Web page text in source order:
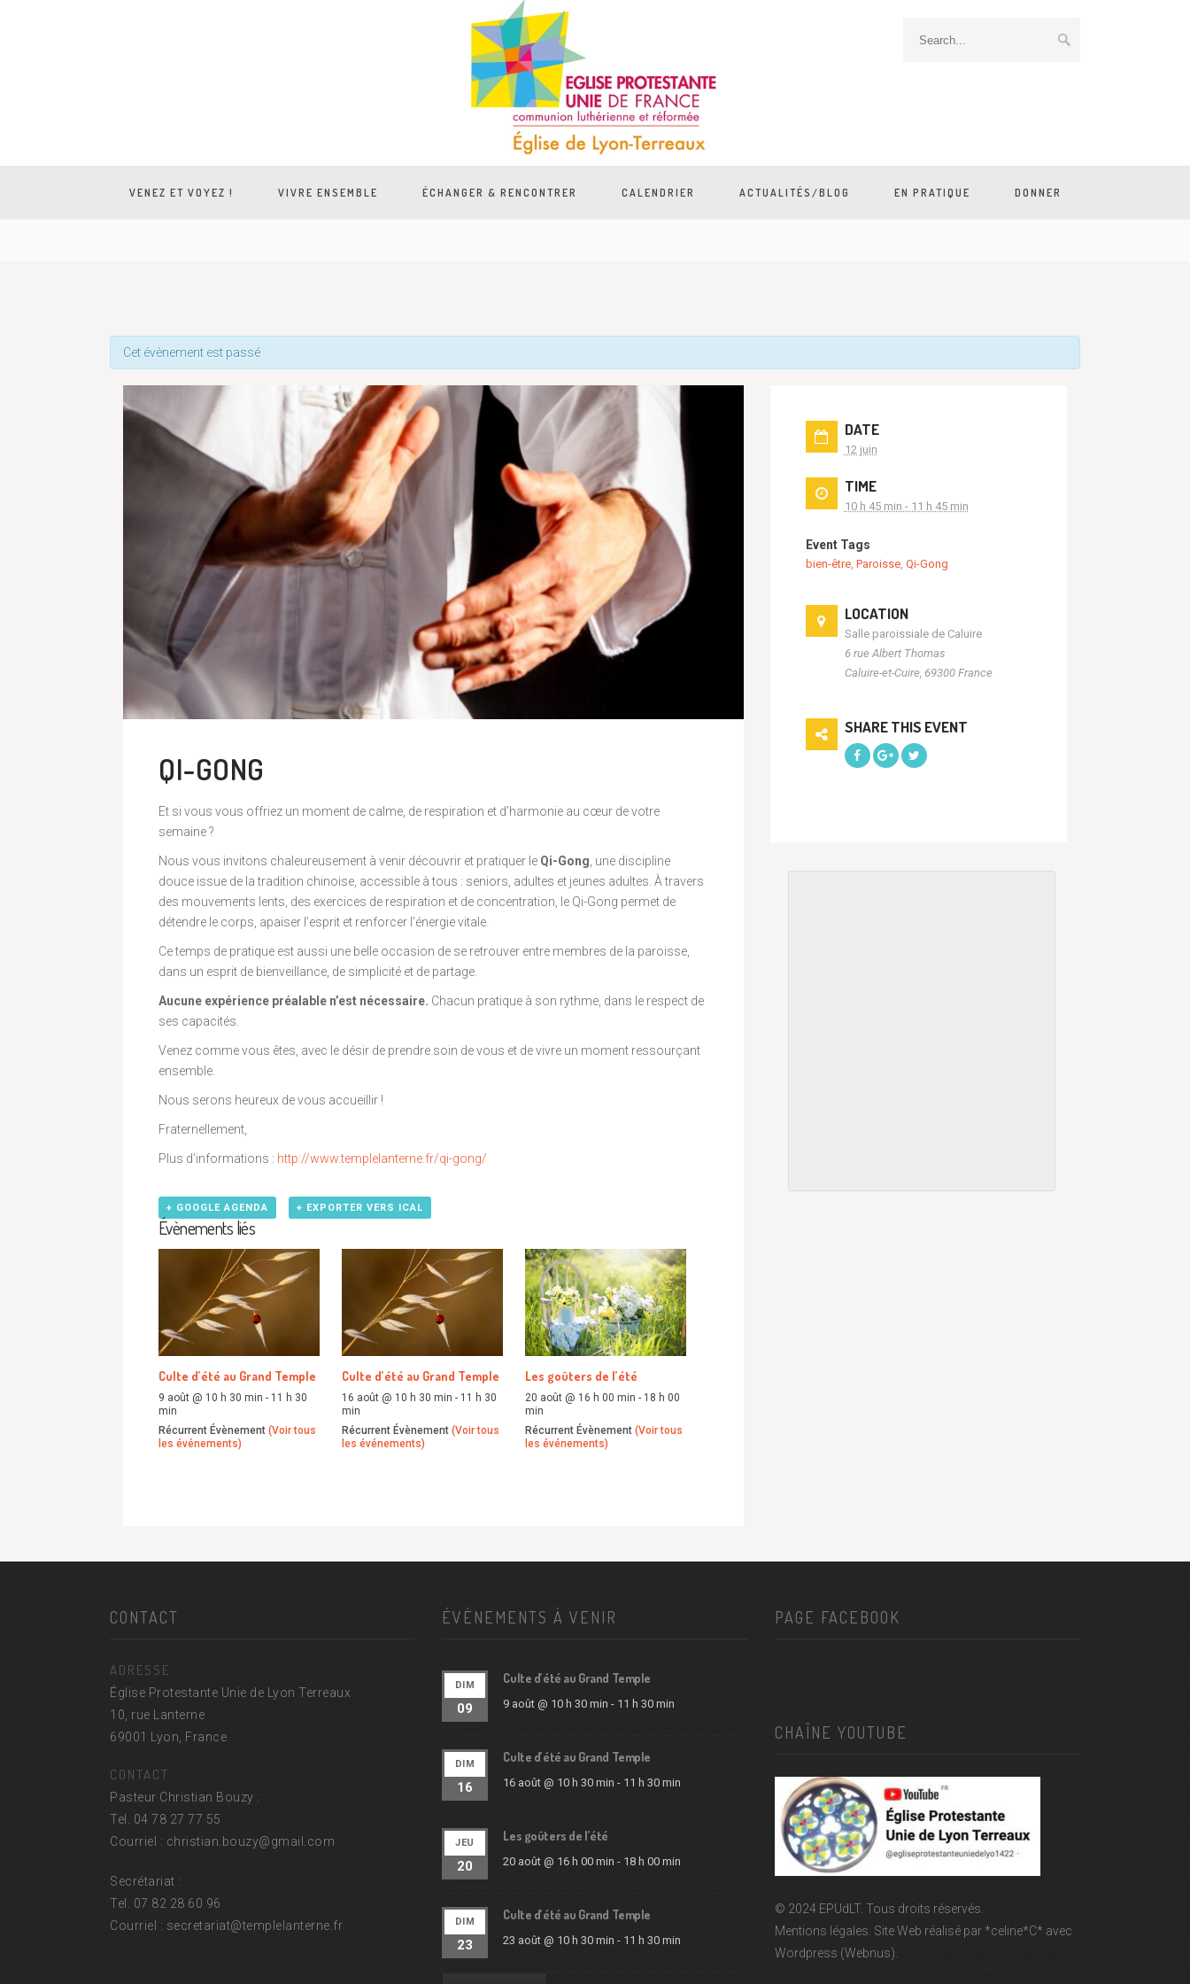
VENEZ ET VOYEZ ! VIVRE ENSEMBLE ÉCHANGER & RENCONTRER CALENDRIER ACTUALITÉS/BLOG EN PRATIQUE DONNER
Cet évènement est passé
QI-GONG
Et si vous vous offriez un moment de calme, de respiration et d’harmonie au cœur de votre
semaine ?
Nous vous invitons chaleureusement à venir découvrir et pratiquer le Qi-Gong , une discipline
douce issue de la tradition chinoise, accessible à tous : seniors, adultes et jeunes adultes. À travers
des mouvements lents, des exercices de respiration et de concentration, le Qi-Gong permet de
détendre le corps, apaiser l’esprit et renforcer l’énergie vitale.
Ce temps de pratique est aussi une belle occasion de se retrouver entre membres de la paroisse,
dans un esprit de bienveillance, de simplicité et de partage.
Aucune expérience préalable n’est nécessaire. Chacun pratique à son rythme, dans le respect de
ses capacités.
Venez comme vous êtes, avec le désir de prendre soin de vous et de vivre un moment ressourçant
ensemble.
Nous serons heureux de vous accueillir !
Fraternellement,
Plus d’informations : http://www.templelanterne.fr/qi-gong/
+ GOOGLE AGENDA + EXPORTER VERS ICAL
Évènements liés
Culte d’été au Grand Temple
9 août @ 10 h 30 min - 11 h 30
min
Récurrent Évènement (Voir tous
les événements)
Culte d’été au Grand Temple
16 août @ 10 h 30 min - 11 h 30
min
Récurrent Évènement (Voir tous
les événements)
Les goûters de l’été
20 août @ 16 h 00 min - 18 h 00
min
Récurrent Évènement (Voir tous
les événements)
DATE
12 juin
TIME
10 h 45 min - 11 h 45 min
Event Tags
bien-être, Paroisse, Qi-Gong
LOCATION
Salle paroissiale de Caluire
6 rue Albert Thomas
Caluire-et-Cuire, 69300 France
SHARE THIS EVENT
CONTACT
ADRESSE
Église Protestante Unie de Lyon Terreaux
10, rue Lanterne
69001 Lyon, France
CONTACT
Pasteur Christian Bouzy :
Tel. 04 78 27 77 55
Courriel : christian.bouzy@gmail.com
Secrétariat :
Tel. 07 82 28 60 96
Courriel : secretariat@templelanterne.fr
ÉVÉNEMENTS À VENIR
DIM
09
Culte d’été au Grand Temple
9 août @ 10 h 30 min - 11 h 30 min
DIM
16
Culte d’été au Grand Temple
16 août @ 10 h 30 min - 11 h 30 min
JEU
20
Les goûters de l’été
20 août @ 16 h 00 min - 18 h 00 min
DIM
23
Culte d’été au Grand Temple
23 août @ 10 h 30 min - 11 h 30 min
PAGE FACEBOOK
CHAÎNE YOUTUBE
© 2024 EPUdLT. Tous droits réservés.
Mentions légales. Site Web réalisé par *celine*C* avec
Wordpress (Webnus).